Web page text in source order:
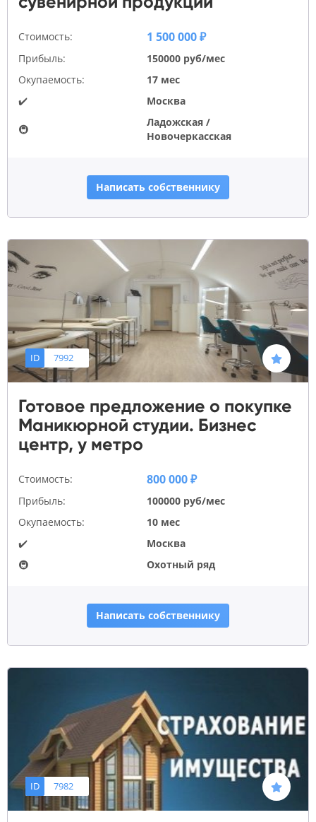
Стоимость: 1 500 000 ₽
Прибыль:
150000 руб/мес
Окупаемость:
17 мес
✔️
Москва
🚇
Ладожская /
Новочеркасская
Написать собственнику
ID 7992
Готовое предложение о покупке
Маникюрной студии. Бизнес
центр, у метро
Стоимость: 800 000 ₽
Прибыль:
100000 руб/мес
Окупаемость:
10 мес
✔️
Москва
🚇
Охотный ряд
Написать собственнику
ID 7982